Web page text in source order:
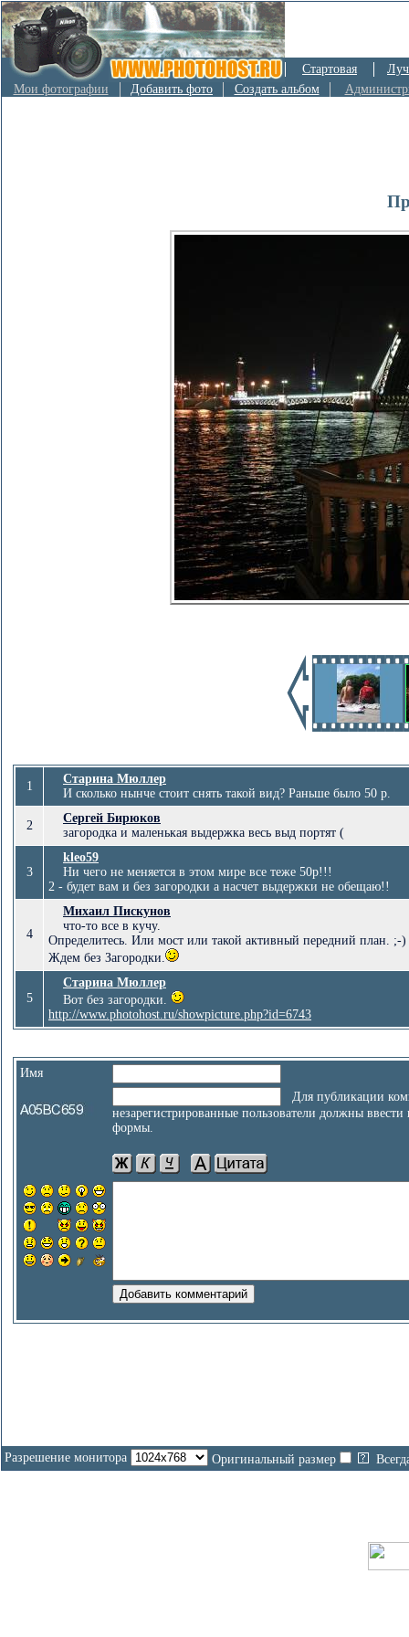
Стартовая
Мои фотографии
Добавить фото Создать альбом
1
Старина Мюллер
И сколько нынче стоит снять такой вид? Раньше было 50 р.
2
Сергей Бирюков
загородка и маленькая выдержка весь выд портят (
3
kleo59
Ни чего не меняется в этом мире все теже 50р!!!
2 - будет вам и без загородки а насчет выдержки не обещаю!!
4
Михаил Пискунов
что-то все в кучу.
Определитесь. Или мост или такой активный передний план. ;-)
Ждем без Загородки.
5
Старина Мюллер
Вот без загородки.
http://www.photohost.ru/showpicture.php?id=6743
Имя
Для публикации
незарегистрированные пользователи должны
формы.
Разрешение монитора Оригинальный размер